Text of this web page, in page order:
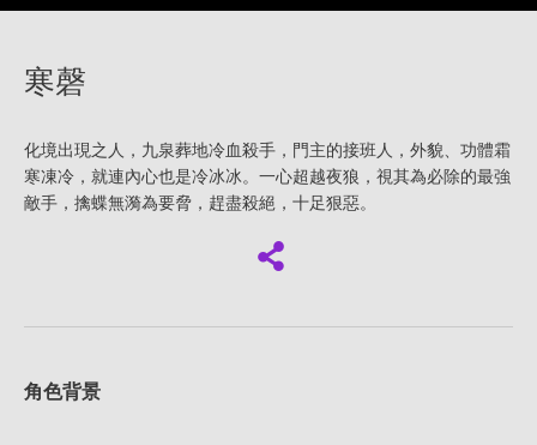
寒磬
化境出現之人，九泉葬地冷血殺手，門主的接班人，外貌、功體霜
寒凍冷，就連內心也是冷冰冰。一心超越夜狼，視其為必除的最強
敵手，擒蝶無漪為要脅，趕盡殺絕，十足狠惡。
角色背景